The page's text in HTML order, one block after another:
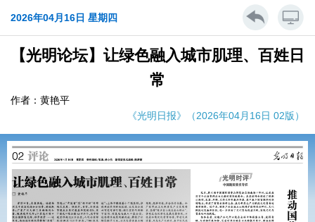
2026年04月16日 星期四
【光明论坛】让绿色融入城市肌理、百姓日
常
作者：黄艳平
《光明日报》（2026年04月16日 02版）